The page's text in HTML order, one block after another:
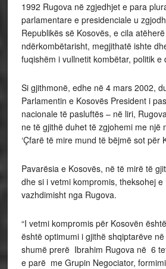
1992 Rugova në zgjedhjet e para
parlamentare e presidenciale u
Republikës së Kosovës, e cila
ndërkombëtarisht, megjithatë ishte
fuqishëm i vullnetit kombëtar, politik e
Si gjithmonë, edhe në 4 mars 2002,
Parlamentin e Kosovës President i
nacionale të pasluftës – në liri,
ne të gjithë duhet të zgjohemi me një
‘Çfarë të mire mund të bëjmë sot për
Pavarësia e Kosovës, në të mirë të
dhe si i vetmi kompromis, theksohej e
vazhdimisht nga Rugova.
“I vetmi kompromis për Kosovën
është optimumi i gjithë shqiptarëve
shumë prerë Ibrahim Rugova në 6
e parë me Grupin Negociator,